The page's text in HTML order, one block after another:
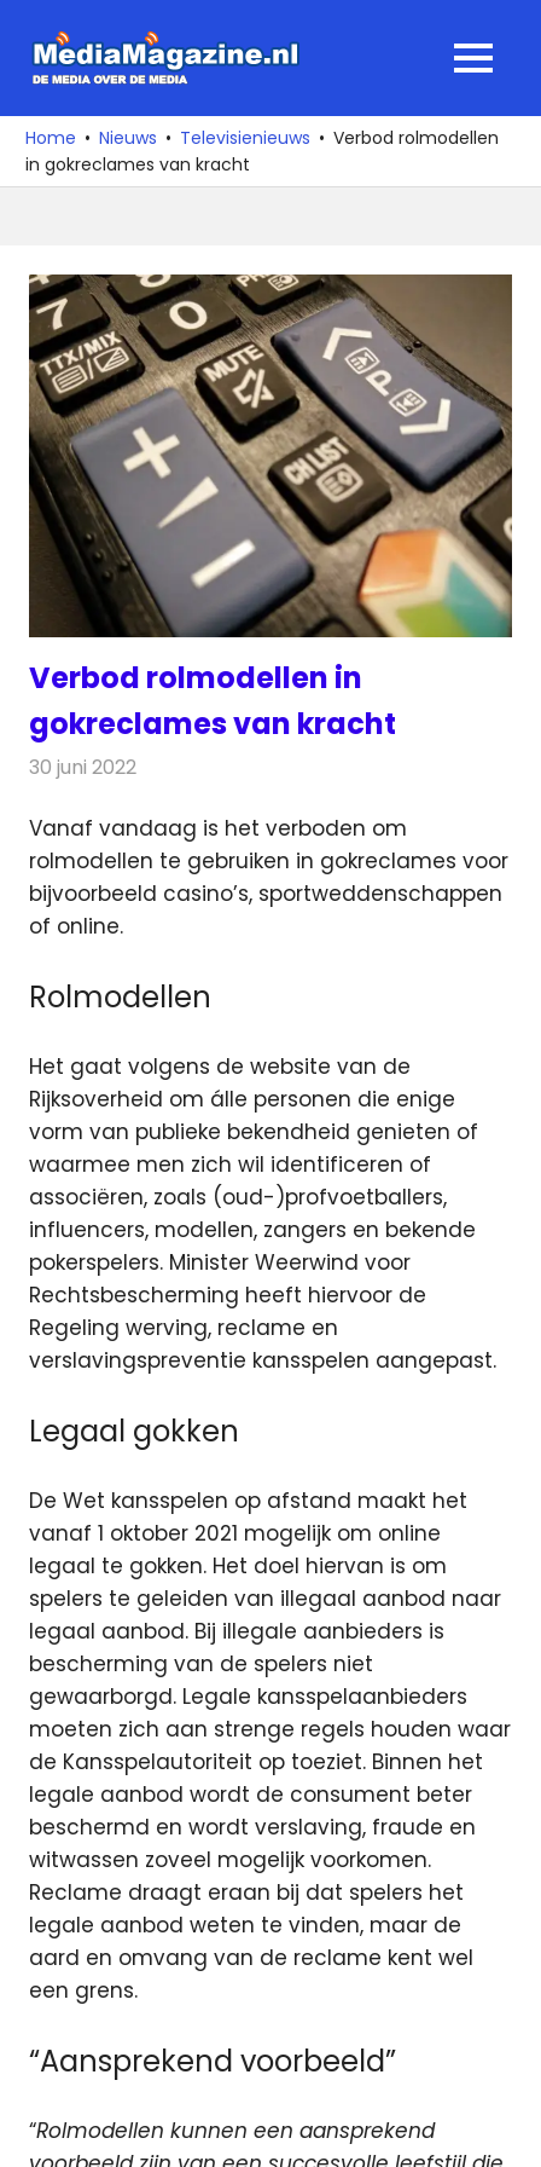
naar
media
over
de
MENU
Home Nieuws Televisienieuws
Verbod rolmodellen
in gokreclames van kracht
Verbod rolmodellen in
gokreclames van kracht
30 juni 2022
Vanaf vandaag is het verboden om
rolmodellen te gebruiken in gokreclames voor
bijvoorbeeld casino’s, sportweddenschappen
of online.
Rolmodellen
Het gaat volgens de website van de
Rijksoverheid om álle personen die enige
vorm van publieke bekendheid genieten of
waarmee men zich wil identificeren of
associëren, zoals (oud-)profvoetballers,
influencers, modellen, zangers en bekende
pokerspelers. Minister Weerwind voor
Rechtsbescherming heeft hiervoor de
Regeling werving, reclame en
verslavingspreventie kansspelen aangepast.
Legaal gokken
De Wet kansspelen op afstand maakt het
vanaf 1 oktober 2021 mogelijk om online
legaal te gokken. Het doel hiervan is om
spelers te geleiden van illegaal aanbod naar
legaal aanbod. Bij illegale aanbieders is
bescherming van de spelers niet
gewaarborgd. Legale kansspelaanbieders
moeten zich aan strenge regels houden waar
de Kansspelautoriteit op toeziet. Binnen het
legale aanbod wordt de consument beter
beschermd en wordt verslaving, fraude en
witwassen zoveel mogelijk voorkomen.
Reclame draagt eraan bij dat spelers het
legale aanbod weten te vinden, maar de
aard en omvang van de reclame kent wel
een grens.
“Aansprekend voorbeeld”
“Rolmodellen kunnen een aansprekend